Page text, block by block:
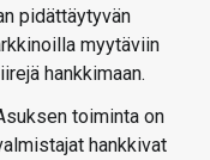
pidättäytyvän
myytäviin
hankkimaan.
toiminta on
hankkivat